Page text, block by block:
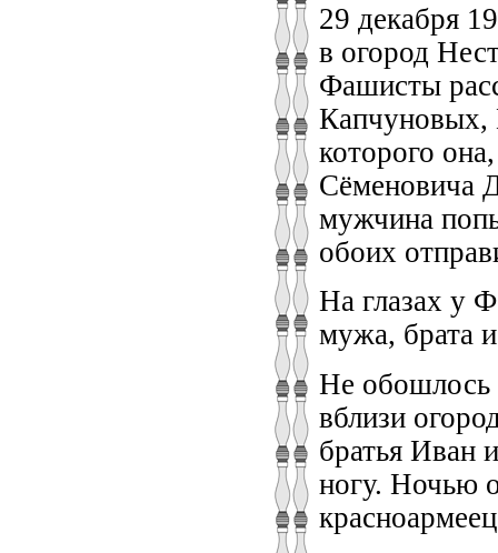
29 декабря
в огород
Фашисты
Капчуновых,
которого
Сёменовича
мужчина
обоих
На глазах у
мужа, брата
Не обошлось
вблизи
братья Иван
ногу. Ночью